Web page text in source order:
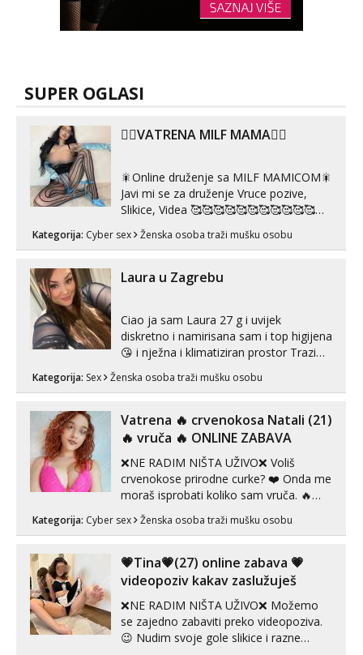
SUPER OGLASI
❤️‍🔥VATRENA MILF MAMA❤️‍🔥
🎇Online druženje sa MILF MAMICOM🎇
Javi mi se za druženje Vruce pozive,
Slikice, Videa 🥰🥰🥰🥰🥰🥰🥰🥰🥰🥰🥰🥰
🥰 Solo ili sa partnerom ili kolegicama
Javi mi se porukom WhatsApp ili
Telegram 👉@enafriedrichkis 🤬NE
RADIM SASTANKE I DRUZENJA UZIVO
Kategorija: Cyber sex Ženska osoba traži mušku osobu
Laura u Zagrebu
Ciao ja sam Laura 27 g i uvijek
diskretno i namirisana sam i top higijena
😘 i nježna i klimatiziran prostor Trazim
Pusenje i gutanje sperme Erotsko rublje
tijelu Iskljucivo neradim analni !!! I
neljubim se Wha...
Kategorija: Sex Ženska osoba traži mušku osobu
Vatrena ‎️‍🔥 crvenokosa Natali (21)
‎️‍🔥 vruča‎ ️‍🔥 ONLINE ZABAVA
❌NE RADIM NIŠTA UŽIVO❌ Voliš
crvenokose prirodne curke? ❤️ Onda me
moraš isprobati koliko sam vruča.‎ ️‍🔥
MLADA vražica koja ima 100%
prorodne grudi, 💦 Misli su mi uvijek
U mojoj raznolikoj ponudi možeš
pranaći nešto po svojoj mjeri. Sexi videa
s kolegica...
Kategorija: Cyber sex Ženska osoba traži mušku osobu
💗Tina💗(27) online zabava 💗
videopoziv kakav zaslužuješ
❌NE RADIM NIŠTA UŽIVO❌ Možemo
se zajedno zabaviti preko videopoziva.
😉 Nudim svoje gole slikice i razne